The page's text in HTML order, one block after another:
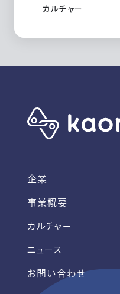
カルチャー
企業
事業概要
カルチャー
ニュース
お問い合わせ